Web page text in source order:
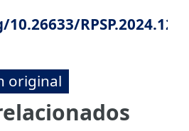
RPSP.2024.124
original